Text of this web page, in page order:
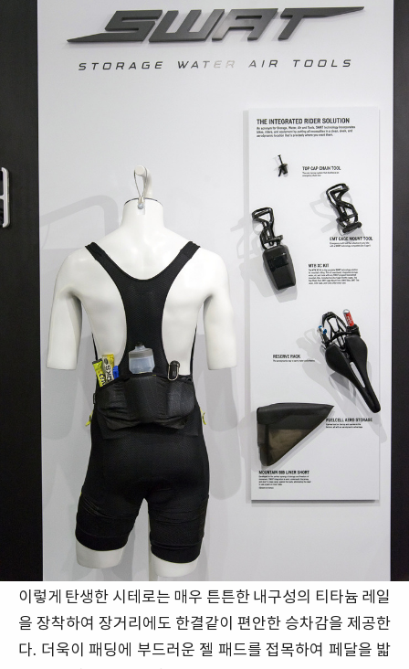
이렇게 탄생한 시테로는 매우 튼튼한 내구성의 티타늄 레일
을 장착하여 장거리에도 한결같이 편안한 승차감을 제공한
다. 더욱이 패딩에 부드러운 젤 패드를 접목하여 페달을 밟